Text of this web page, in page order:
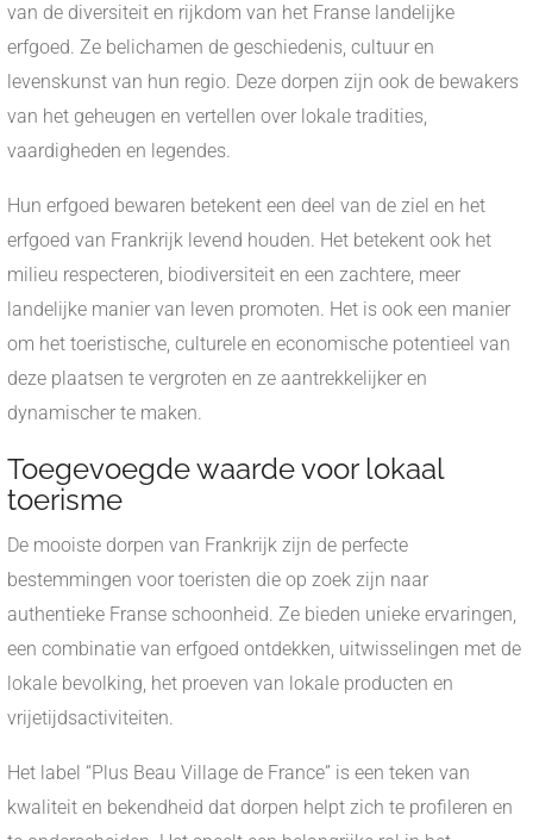
van de diversiteit en rijkdom van het Franse landelijke
erfgoed. Ze belichamen de geschiedenis, cultuur en
levenskunst van hun regio. Deze dorpen zijn ook de bewakers
van het geheugen en vertellen over lokale tradities,
vaardigheden en legendes.
Hun erfgoed bewaren betekent een deel van de ziel en het
erfgoed van Frankrijk levend houden. Het betekent ook het
milieu respecteren, biodiversiteit en een zachtere, meer
landelijke manier van leven promoten. Het is ook een manier
om het toeristische, culturele en economische potentieel van
deze plaatsen te vergroten en ze aantrekkelijker en
dynamischer te maken.
Toegevoegde waarde voor lokaal
toerisme
De mooiste dorpen van Frankrijk zijn de perfecte
bestemmingen voor toeristen die op zoek zijn naar
authentieke Franse schoonheid. Ze bieden unieke ervaringen,
een combinatie van erfgoed ontdekken, uitwisselingen met de
lokale bevolking, het proeven van lokale producten en
vrijetijdsactiviteiten.
Het label “Plus Beau Village de France” is een teken van
kwaliteit en bekendheid dat dorpen helpt zich te profileren en